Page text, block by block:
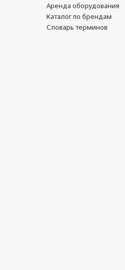
Аренда оборудования
Каталог по брендам
Словарь терминов